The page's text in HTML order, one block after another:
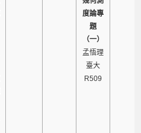
度論專
題
（一）
孟悟理
臺大
R509